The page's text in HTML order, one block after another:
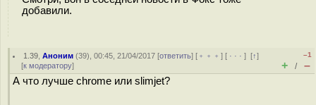
добавили.
1.39 ,Аноним (39), 00:45, 21/04/2017 [ответить] [ ﹢﹢﹢] [ · · ·][↑]
[к модератору]
–1
+ / –
А что лучше chrome или slimjet?